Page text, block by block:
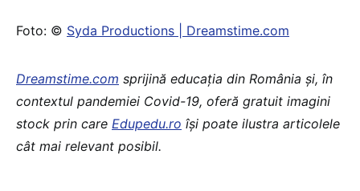
Foto: © Syda Productions | Dreamstime.com
Dreamstime.com sprijină educaţia din România şi, în
contextul pandemiei Covid-19, oferă gratuit imagini
stock prin care Edupedu.ro îşi poate ilustra articolele
cât mai relevant posibil.